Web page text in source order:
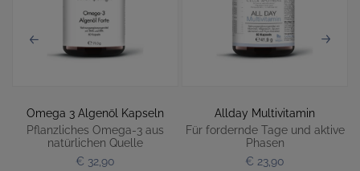
Omega 3 Algenöl Kapseln
Pflanzliches Omega-3 aus
natürlichen Quelle
€ 32,90
Allday Multivitamin
Für fordernde Tage und aktive
Phasen
€ 23,90